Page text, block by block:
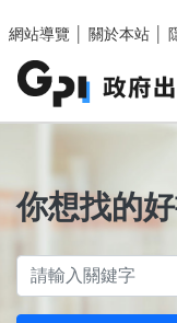
網站導覽
關於本站
你想找的